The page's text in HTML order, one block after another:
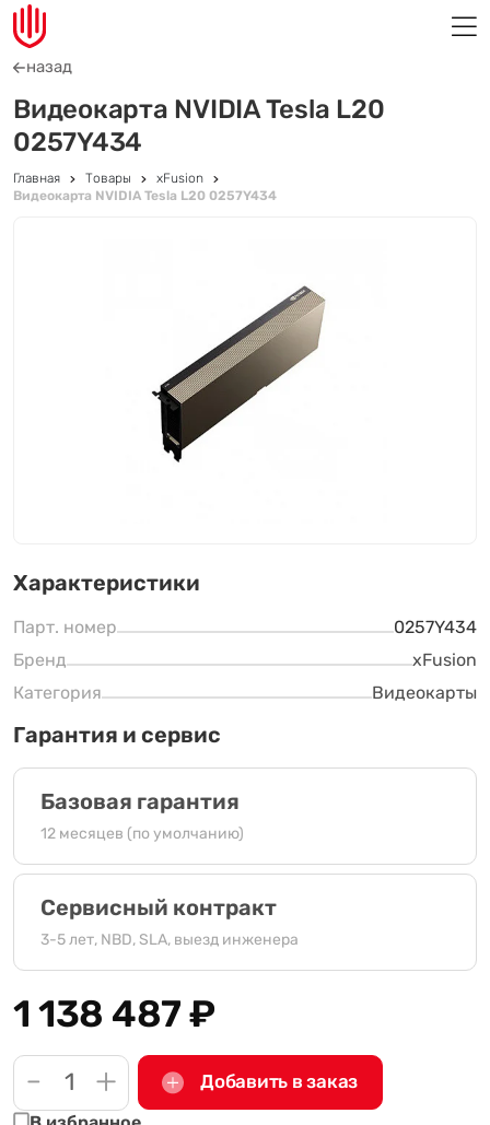
назад
Видеокарта NVIDIA Tesla L20
0257Y434
Главная Товары
xFusion
Видеокарта NVIDIA Tesla L20 0257Y434
Характеристики
Парт. номер
0257Y434
Бренд
xFusion
Категория
Видеокарты
Гарантия и сервис
Базовая гарантия
12 месяцев (по умолчанию)
Сервисный контракт
3-5 лет, NBD, SLA, выезд инженера
1 138 487₽
- + Добавить в заказ